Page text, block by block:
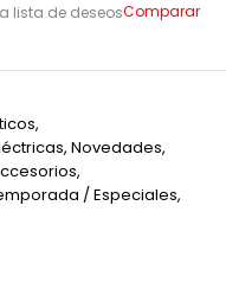
lista de deseosComparar
,
, Novedades,
,
/ Especiales,